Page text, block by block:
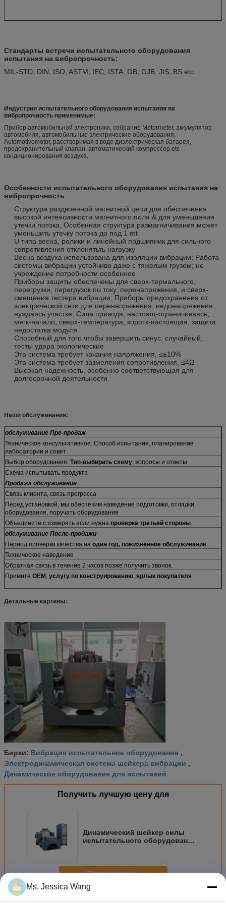
Стандарты встречи испытательного оборудования
испытания на вибропрочность:
MIL-STD, DIN, ISO, ASTM, IEC, ISTA, GB, GJB, JIS, BS etc.
Индустрии испытательного оборудования испытания на
вибропрочность применимые:
Прибор автомобильной электроники, собрание Motormeter, аккумулятор
автомобиля, автомобильные электрические оборудования,
Automotivemotor, расстворимая в воде диэлектрическая батарея,
предохранительный клапан, автоматический компрессор etc
кондиционирования воздуха.
Особенности испытательного оборудования испытания на
вибропрочность:
Структура раздвоенной магнитной цепи для обеспечения
высокой интенсивности магнитного поля & для уменьшения
утечки потока; Особенная структура размагничивания может
уменьшить утечку потока до под 1 mt
U типа весна, ролики и линейный подшипник для сильного
сопротивления отклонятьть нагрузку
Весна воздуха использована для изоляции вибрации; Работа
системы вибрации устойчиво даже с тяжелым грузом; не
учреждение потребности особенное
Приборы защиты обеспечены для сверх-термального,
перегрузки, перегрузок по току, перенапряжения, и сверх-
смещения тестера вибрации; Приборы предохранения от
электрической сети для перенапряжения, недонапряжения,
нуждаясь участке; Сила привода, настоящ-ограничиваясь,
мягк-начало, сверх-температура, коротк-настоящая, защита
недостатка модуля
Способный для того чтобы завершить синус, случайный,
тесты удара экологические
Эта система требует качания напряжения, ≤±10%
Эта система требует зазмеления сопротивления, ≤4Ω
Высокая надежность, особенно соответствующая для
долгосрочной деятельности
Наши обслуживания:
обслуживание Пре-продаж
Техническое консультативное: Способ испытания, планирование
лаборатории и совет
Выбор оборудования: Тип-выбирать схему, вопросы и ответы
Схема испытывать продукта
Продажа обслуживания
Связь клиента, связь прогресса
Перед установкой, мы обеспечим наведение подготовки, отладки
оборудования, поручать оборудования
Объедините с измерять если нужна проверка третьей стороны
обслуживание После-продажи
Период проверки качества на один год, пожизненное обслуживание.
Техническое наведение
Обратная связь в течение 2 часов позже получить звонок.
Примите OEM, услугу по конструированию, ярлык покупателя
Детальные картины:
Бирки: Вибрация испытательное оборудование ,
Электродинамическая система шейкера вибрации ,
Динамическое оборудование для испытаний
Получить лучшую цену для
Динамический шейкер силы
испытательного оборудования
Продолжать
БольшеВибростенд электродинамический
Ms. Jessica Wang